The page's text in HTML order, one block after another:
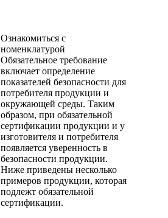
Ознакомиться с
номенклатурой
Обязательное требование
включает определение
показателей безопасности для
потребителя продукции и
окружающей среды. Таким
образом, при обязательной
сертификации продукции и у
изготовителя и потребителя
появляется уверенность в
безопасности продукции.
Ниже приведены несколько
примеров продукции, которая
подлежт обязательной
сертификации.